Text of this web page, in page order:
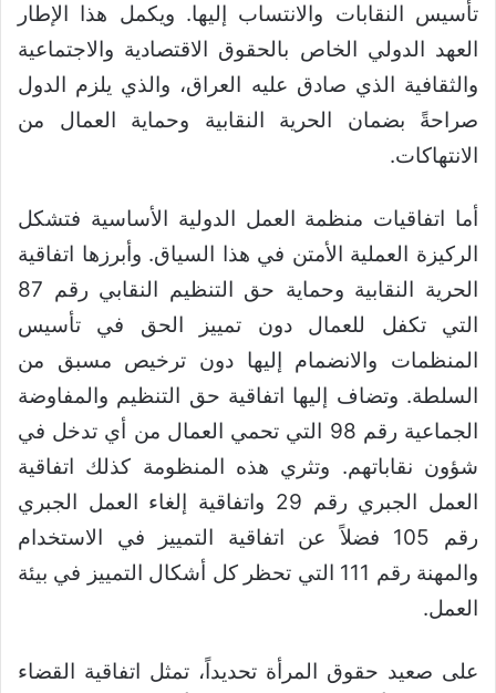
تأسيس النقابات والانتساب إليها. ويكمل هذا الإطار
العهد الدولي الخاص بالحقوق الاقتصادية والاجتماعية
والثقافية الذي صادق عليه العراق، والذي يلزم الدول
صراحةً بضمان الحرية النقابية وحماية العمال من
الانتهاكات.
أما اتفاقيات منظمة العمل الدولية الأساسية فتشكل
الركيزة العملية الأمتن في هذا السياق. وأبرزها اتفاقية
الحرية النقابية وحماية حق التنظيم النقابي رقم 87
التي تكفل للعمال دون تمييز الحق في تأسيس
المنظمات والانضمام إليها دون ترخيص مسبق من
السلطة. وتضاف إليها اتفاقية حق التنظيم والمفاوضة
الجماعية رقم 98 التي تحمي العمال من أي تدخل في
شؤون نقاباتهم. وتثري هذه المنظومة كذلك اتفاقية
العمل الجبري رقم 29 واتفاقية إلغاء العمل الجبري
رقم 105 فضلاً عن اتفاقية التمييز في الاستخدام
والمهنة رقم 111 التي تحظر كل أشكال التمييز في بيئة
العمل.
على صعيد حقوق المرأة تحديداً، تمثل اتفاقية القضاء